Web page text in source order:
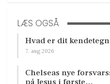
LÆS OGSÅ
Hvad er dit
7. aug 2026
Chelseas nye